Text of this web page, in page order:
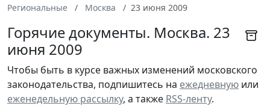
Региональные
Москва 23 июня 2009
Горячие документы. Москва. 23
июня 2009
Чтобы быть в курсе важных изменений московского
законодательства, подпишитесь на ежедневную или
еженедельную рассылку, а также RSS-ленту.